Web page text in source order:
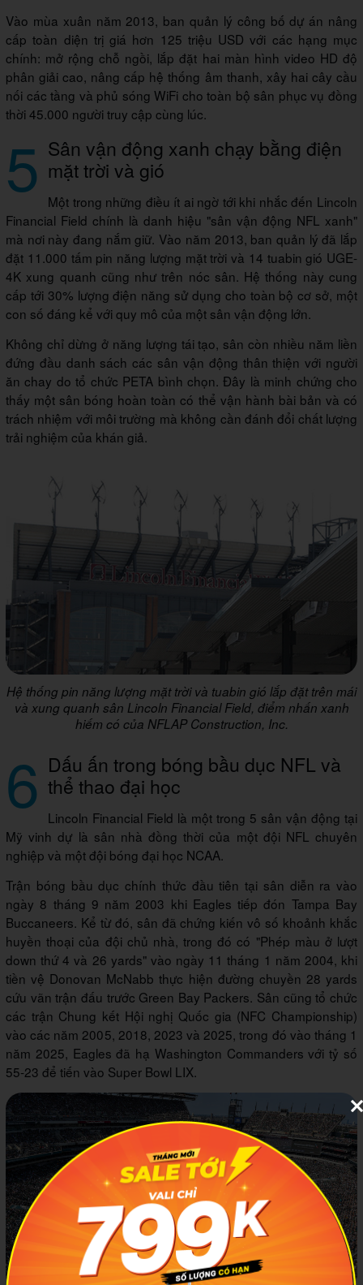
Vào mùa xuân năm 2013, ban quản lý công bố dự án nâng
cấp toàn diện trị giá hơn 125 triệu USD với các hạng mục
chính: mở rộng chỗ ngồi, lắp đặt hai màn hình video HD độ
phân giải cao, nâng cấp hệ thống âm thanh, xây hai cây cầu
nối các tầng và phủ sóng WiFi cho toàn bộ sân phục vụ đồng
thời 45.000 người truy cập cùng lúc.
5 Sân vận động xanh chạy bằng điện
mặt trời và gió
Một trong những điều ít ai ngờ tới khi nhắc đến Lincoln
Financial Field chính là danh hiệu "sân vận động NFL xanh"
mà nơi này đang nắm giữ. Vào năm 2013, ban quản lý đã lắp
đặt 11.000 tấm pin năng lượng mặt trời và 14 tuabin gió UGE-
4K xung quanh cũng như trên nóc sân. Hệ thống này cung
cấp tới 30% lượng điện năng sử dụng cho toàn bộ cơ sở, một
con số đáng kể với quy mô của một sân vận động lớn.
Không chỉ dừng ở năng lượng tái tạo, sân còn nhiều năm liền
đứng đầu danh sách các sân vận động thân thiện với người
ăn chay do tổ chức PETA bình chọn. Đây là minh chứng cho
thấy một sân bóng hoàn toàn có thể vận hành bài bản và có
trách nhiệm với môi trường mà không cần đánh đổi chất lượng
trải nghiệm của khán giả.
Hệ thống pin năng lượng mặt trời và tuabin gió lắp đặt trên mái
và xung quanh sân Lincoln Financial Field, điểm nhấn xanh
hiếm có của NFLAP Construction, Inc.
6 Dấu ấn trong bóng bầu dục NFL và
thể thao đại học
Lincoln Financial Field là một trong 5 sân vận động tại
Mỹ vinh dự là sân nhà đồng thời của một đội NFL chuyên
nghiệp và một đội bóng đại học NCAA.
Trận bóng bầu dục chính thức đầu tiên tại sân diễn ra vào
ngày 8 tháng 9 năm 2003 khi Eagles tiếp đón Tampa Bay
Buccaneers. Kể từ đó, sân đã chứng kiến vô số khoảnh khắc
huyền thoại của đội chủ nhà, trong đó có "Phép màu ở lượt
down thứ 4 và 26 yards" vào ngày 11 tháng 1 năm 2004, khi
tiền vệ Donovan McNabb thực hiện đường chuyền 28 yards
cứu vãn trận đấu trước Green Bay Packers. Sân cũng tổ chức
các trận Chung kết Hội nghị Quốc gia (NFC Championship)
vào các năm 2005, 2018, 2023 và 2025, trong đó vào tháng 1
năm 2025, Eagles đã hạ Washington Commanders với tỷ số
55-23 để tiến vào Super Bowl LIX.